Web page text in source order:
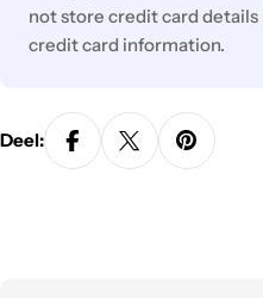
not store credit card details
credit card information.
Deel: